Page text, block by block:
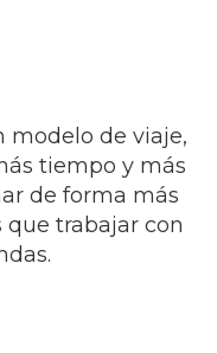
modelo de viaje,
tiempo y más
de forma más
trabajar con